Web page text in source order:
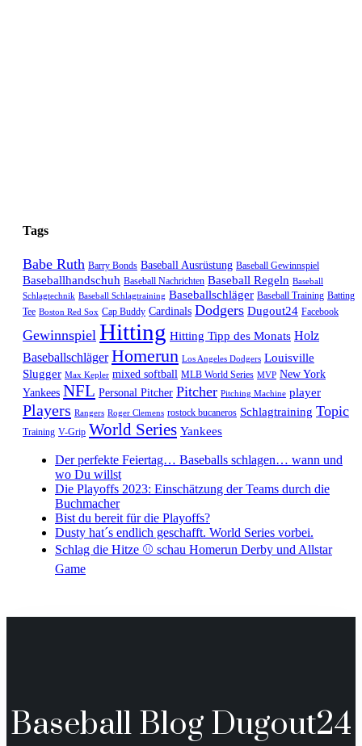
Tags
Babe Ruth Barry Bonds Baseball Ausrüstung Baseball Gewinnspiel
Baseballhandschuh Baseball Nachrichten Baseball Regeln Baseball
Schlagtechnik Baseball Schlagtraining Baseballschläger Baseball Training Batting
Tee Boston Red Sox Cap Buddy Cardinals Dodgers Dugout24 Facebook
Gewinnspiel Hitting Hitting Tipp des Monats Holz
Baseballschläger Homerun Los Angeles Dodgers Louisville
Slugger Max Kepler mixed softball MLB World Series MVP New York
Yankees NFL Personal Pitcher Pitcher Pitching Machine player
Players Rangers Roger Clemens rostock bucaneros Schlagtraining Topic
Training V-Grip World Series Yankees
Der perfekte Feiertag… Baseballs schlagen… wann und
wo Du willst
Die Playoffs 2023: Einschätzung der Teams durch die
Buchmacher
Bist du bereit für die Playoffs?
Dusty hat´s endlich geschafft. World Series vorbei.
Schlag die Hitze ⚾️ schau Homerun Derby und Allstar
Game
Baseball Blog Dugout24